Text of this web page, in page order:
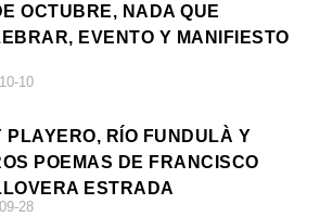
OCTUBRE, NADA QUE
EVENTO Y MANIFIESTO
10
PLAYERO, RÍO FUNDULÀ Y
POEMAS DE FRANCISCO
ESTRADA
28